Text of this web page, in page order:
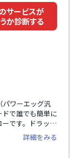
サービスが
か診断する
パワーエッグ汎
で誰でも簡単に
です。ドラッグ
スマホ用の画面
ピーディーに進め
など入力補助機
詳細をみる